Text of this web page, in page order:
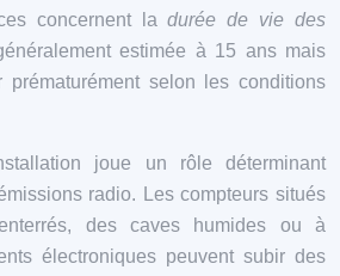
concernent ladurée de vie des
estimée à 15 ans mais
prématurément selon les conditions
joue un rôle déterminant
radio. Les compteurs situés
des caves humides ou à
électroniques peuvent subir des